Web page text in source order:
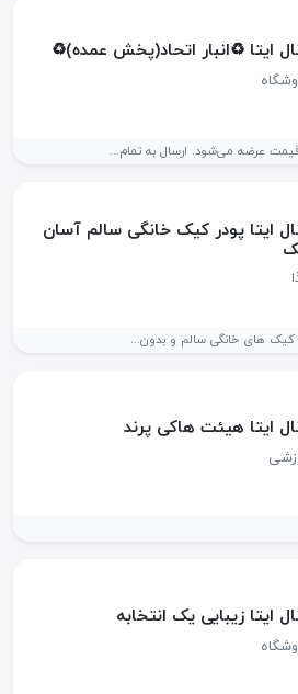
ایتا ♻️انبار اتحاد(پخش عمده)♻️
عرضه می‌شود. ارسال به تمام...
ایتا پودر کیک خانگی سالم آسان
کیک های خانگی سالم و بدون...
ایتا هيئت هاكى پرند
ایتا زیبایی یک انتخابه